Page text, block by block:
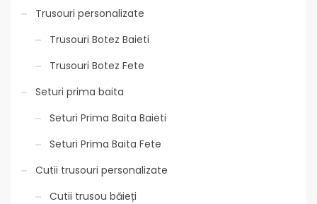
Trusouri personalizate
Trusouri Botez Baieti
Trusouri Botez Fete
Seturi prima baita
Seturi Prima Baita Baieti
Seturi Prima Baita Fete
Cutii trusouri personalizate
Cutii trusou băieți